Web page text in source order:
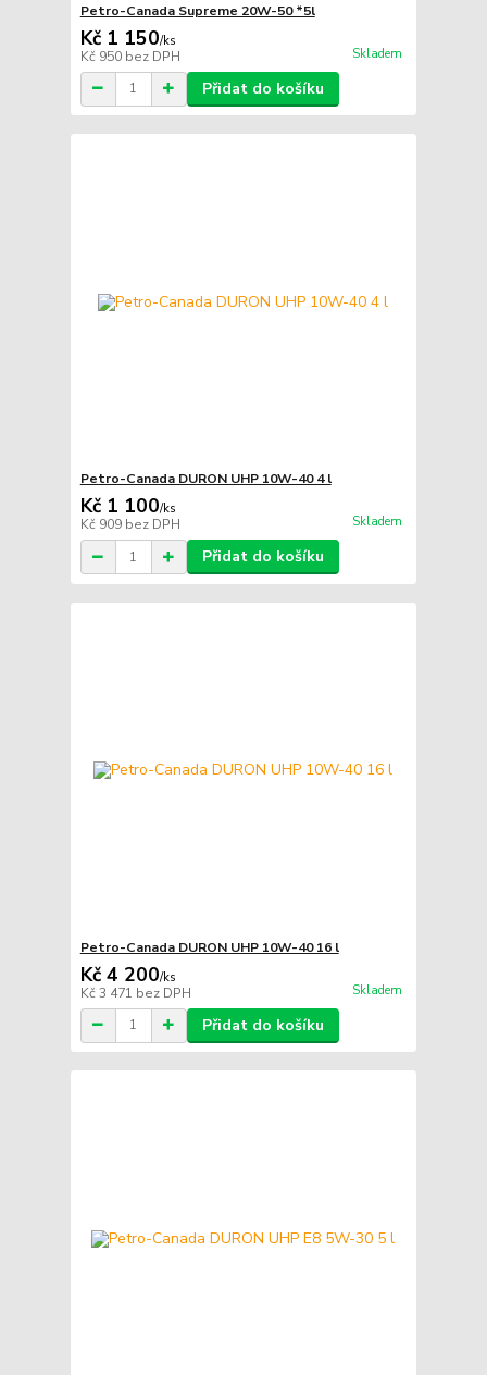
Petro-Canada Supreme 20W-50 *5l
Kč 1 150/ks
Kč 950 bez DPH Skladem
Přidat do košíku
Petro-Canada DURON UHP 10W-40 4 l
Kč 1 100/ks
Kč 909 bez DPH Skladem
Přidat do košíku
Petro-Canada DURON UHP 10W-40 16 l
Kč 4 200/ks
Kč 3 471 bez DPH Skladem
Přidat do košíku